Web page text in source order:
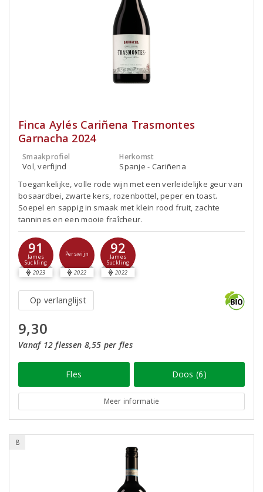
Finca Aylés Cariñena Trasmontes
Garnacha 2024
Smaakprofiel
Vol, verfijnd
Herkomst
Spanje - Cariñena
Toegankelijke, volle rode wijn met een verleidelijke geur van
bosaardbei, zwarte kers, rozenbottel, peper en toast.
Soepel en sappig in smaak met klein rood fruit, zachte
tannines en een mooie fraîcheur.
91
James
Suckling
2023
Perswijn
2022
92
James
Suckling
2022
Op verlanglijst
9,30
Vanaf 12 flessen 8,55 per fles
Fles Doos (6)
Meer informatie
8